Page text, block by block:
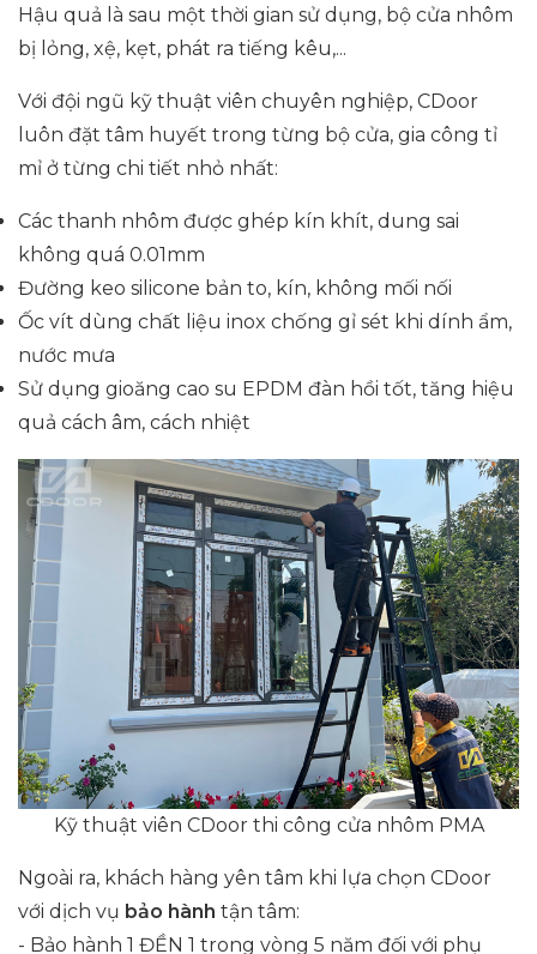
Hậu quả là sau một thời gian sử dụng, bộ cửa nhôm
bị lỏng, xệ, kẹt, phát ra tiếng kêu,...
Với đội ngũ kỹ thuật viên chuyên nghiệp, CDoor
luôn đặt tâm huyết trong từng bộ cửa, gia công tỉ
mỉ ở từng chi tiết nhỏ nhất:
Các thanh nhôm được ghép kín khít, dung sai
không quá 0.01mm
Đường keo silicone bản to, kín, không mối nối
Ốc vít dùng chất liệu inox chống gỉ sét khi dính ẩm,
nước mưa
Sử dụng gioăng cao su EPDM đàn hồi tốt, tăng hiệu
quả cách âm, cách nhiệt
Kỹ thuật viên CDoor thi công cửa nhôm PMA
Ngoài ra, khách hàng yên tâm khi lựa chọn CDoor
với dịch vụ bảo hành tận tâm:
- Bảo hành 1 ĐỀN 1 trong vòng 5 năm đối với phụ